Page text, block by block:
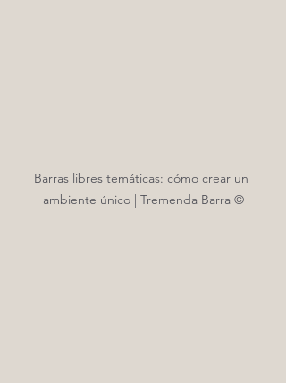
Barras libres temáticas: cómo crear un
ambiente único | Tremenda Barra ©